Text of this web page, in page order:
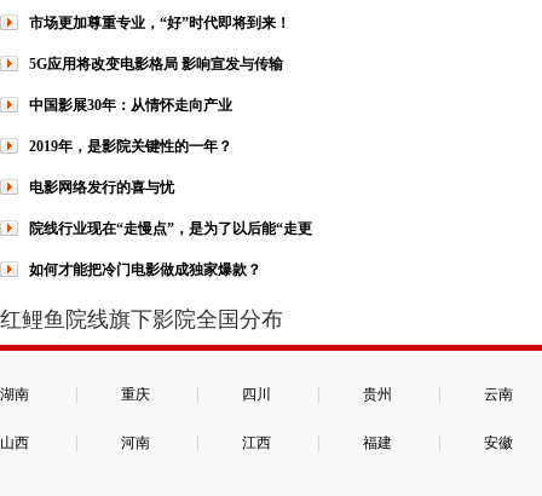
市场更加尊重专业，“好”时代即将到来！
5G应用将改变电影格局 影响宣发与传输
中国影展30年：从情怀走向产业
2019年，是影院关键性的一年？
电影网络发行的喜与忧
院线行业现在“走慢点”，是为了以后能“走更
如何才能把冷门电影做成独家爆款？
红鲤鱼院线旗下影院全国分布
湖南 重庆 四川 贵州 云南
山西 河南 江西 福建 安徽